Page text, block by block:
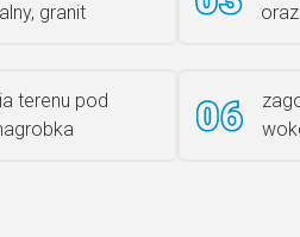
Rzeźba
granit
terenu pod